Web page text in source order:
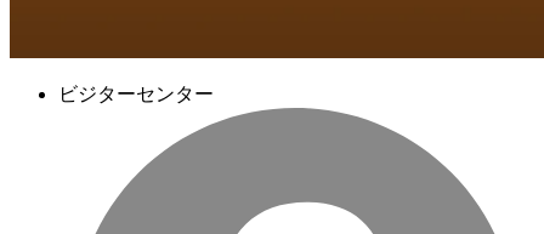
ビジターセンター